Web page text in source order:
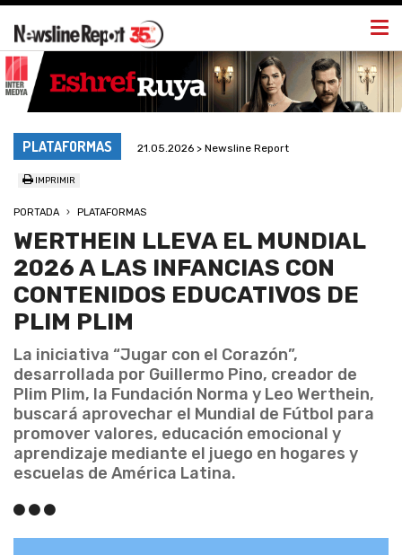
PLATAFORMAS 21.05.2026 > Newsline Report
IMPRIMIR
PORTADA PLATAFORMAS
WERTHEIN LLEVA EL MUNDIAL
2026 A LAS INFANCIAS CON
CONTENIDOS EDUCATIVOS DE
PLIM PLIM
La iniciativa “Jugar con el Corazón”,
desarrollada por Guillermo Pino, creador de
Plim Plim, la Fundación Norma y Leo Werthein,
buscará aprovechar el Mundial de Fútbol para
promover valores, educación emocional y
aprendizaje mediante el juego en hogares y
escuelas de América Latina.